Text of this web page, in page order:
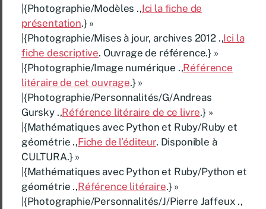
|{Photographie/Modèles .,Ici la fiche de
présentation.} »
|{Photographie/Mises à jour, archives 2012 .,Ici la
fiche descriptive. Ouvrage de référence.} »
|{Photographie/Image numérique .,Référence
litéraire de cet ouvrage.} »
|{Photographie/Personnalités/G/Andreas
Gursky .,Référence litéraire de ce livre.} »
|{Mathématiques avec Python et Ruby/Ruby et
géométrie .,Fiche de l’éditeur. Disponible à
CULTURA.} »
|{Mathématiques avec Python et Ruby/Python et
géométrie .,Référence litéraire.} »
|{Photographie/Personnalités/J/Pierre Jaffeux .,